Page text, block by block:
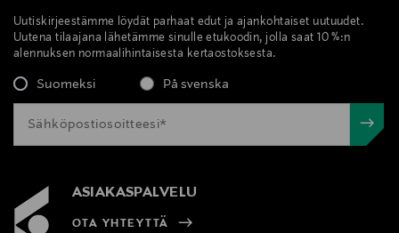
Uutiskirjeestämme löydät parhaat edut ja ajankohtaiset uutuudet.
Uutena tilaajana lähetämme sinulle etukoodin, jolla saat 10 %:n
alennuksen normaalihintaisesta kertaostoksesta.
Suomeksi På svenska
ASIAKASPALVELU
OTA YHTEYTTÄ